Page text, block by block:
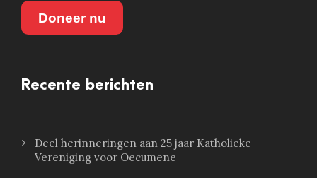
Doneer nu
Recente berichten
Deel herinneringen aan 25 jaar Katholieke
Vereniging voor Oecumene